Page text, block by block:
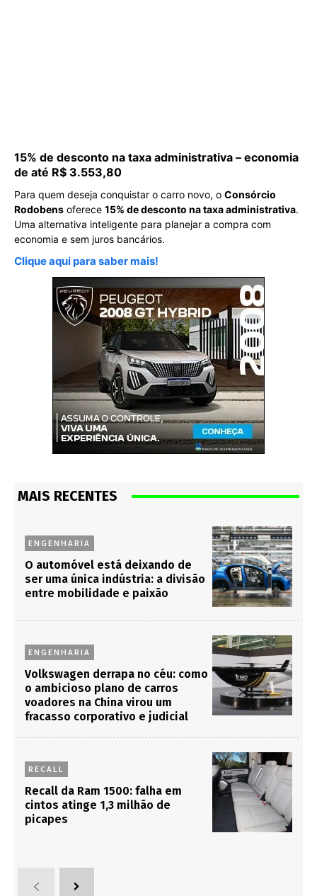
15% de desconto na taxa administrativa – economia
de até R$ 3.553,80
Para quem deseja conquistar o carro novo, o Consórcio
Rodobens oferece 15% de desconto na taxa administrativa.
Uma alternativa inteligente para planejar a compra com
economia e sem juros bancários.
Clique aqui para saber mais!
MAIS RECENTES
ENGENHARIA
O automóvel está deixando de
ser uma única indústria: a divisão
entre mobilidade e paixão
ENGENHARIA
Volkswagen derrapa no céu: como
o ambicioso plano de carros
voadores na China virou um
fracasso corporativo e judicial
RECALL
Recall da Ram 1500: falha em
cintos atinge 1,3 milhão de
picapes